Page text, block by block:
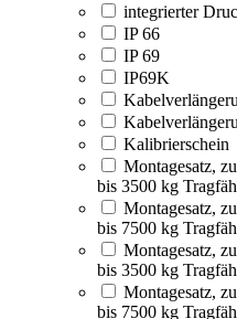
integrierter
IP 66
IP 69
IP69K
Kalibrierschein
Montagesatz,
bis 3500 kg
Montagesatz,
bis 7500 kg
Montagesatz,
bis 3500 kg
Montagesatz,
bis 7500 kg